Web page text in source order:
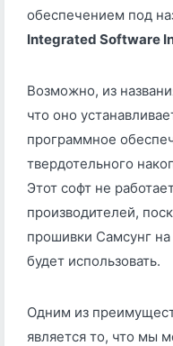
обеспечением под
Integrated Software
Возможно, из
что оно
программное
твердотельного
Этот софт не
производителей,
прошивки Самсунг
будет использовать.
Одним из
является то, что мы